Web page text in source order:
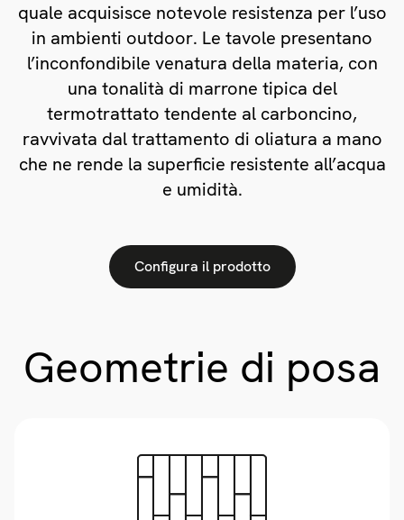
quale acquisisce notevole resistenza per l’uso
in ambienti outdoor. Le tavole presentano
l’inconfondibile venatura della materia, con
una tonalità di marrone tipica del
termotrattato tendente al carboncino,
ravvivata dal trattamento di oliatura a mano
che ne rende la superficie resistente all’acqua
e umidità.
Configura il prodotto
Geometrie di posa